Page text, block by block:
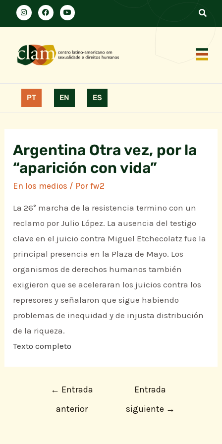
PT EN ES
Argentina Otra vez, por la
“aparición con vida”
En los medios / Porfw2
La 26° marcha de la resistencia termino con un
reclamo por Julio López. La ausencia del testigo
clave en el juicio contra Miguel Etchecolatz fue la
principal presencia en la Plaza de Mayo. Los
organismos de derechos humanos también
exigieron que se aceleraran los juicios contra los
represores y señalaron que sigue habiendo
problemas de inequidad y de injusta distribución
de la riqueza.
Texto completo
← Entrada
anterior
Entrada
siguiente →